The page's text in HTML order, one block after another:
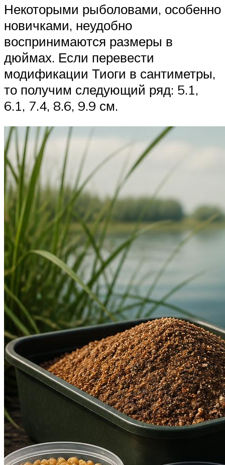
Некоторыми рыболовами, особенно
новичками, неудобно
воспринимаются размеры в
дюймах. Если перевести
модификации Тиоги в сантиметры,
то получим следующий ряд: 5.1,
6.1, 7.4, 8.6, 9.9 см.